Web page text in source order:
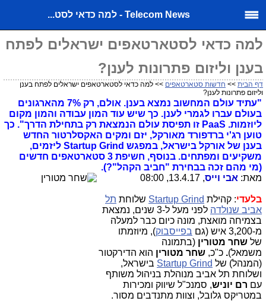
Telecom News - למה כדאי לסט...
למה כדאי לסטארטאפים ישראלים לפתח
בענן וליזום פתרונות לענן?
דף הבית >> חדשות סטארטאפים >> למה כדאי לסטארטאפים ישראלים לפתח בענן
וליזום פתרונות לענן?
"עתיד עולם המחשוב נמצא בענן. אולם, רק 7% מהארגונים
בעולם עברו לגמרי לענן. כך שיש עוד המון עבודה והמון מקום
ליוזמות. PaaS זו תפיסת עולם הנמצאת רק בתחילת הדרך". כך
טוען רג'י ברדפורד מאורקל, יזם ומקים האקסלרטור החדש
בענן של אורקל בישראל,
במפגש Startup Grind ליזמים,
משקיעים ומפתחים. בנוסף, חשיפת 3 סטארטאפים חדשים
(מי מהם זכה בבחירת "חביב הקהל"?).
מאת: אבי וייס, 13.4.17, 08:00
בלעדי: קהילת Startup Grind שלוחת תל
אביב שנולדה
לפני מעל ל-3 שנים, נמצאת
בצמיחה מואצת, מונה כיום כבר למעלה
מ-3,200 איש (גם
בפייסבוק), מיוזמתו
של שחר מטורין (בתמונה
משמאל). כ"כ, שחר מטורין הוא הדירקטור
(המנהל) של Startup Grind בישראל,
ושלוחת תל אביב מנוהלת בניהול משותף
עם רם יוניש, סמנכ"ל שיווק ומכירות
במטריקס גלובל, וצוות מתנדבים מסור.